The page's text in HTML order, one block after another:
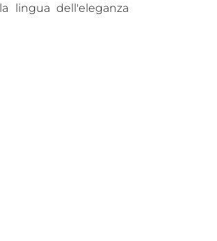
lingua dell'eleganza